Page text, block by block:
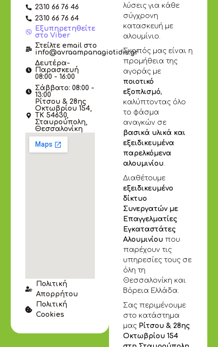
λύσεις για κάθε
σύγχρονη
κατασκευή με
αλουμίνιο.
Σκοπός μας είναι η
προμήθεια της
αγοράς με
ποιοτικό
εξοπλισμό,
καλύπτοντας όλο
το φάσμα
αναγκών σε
βασικά υλικά και
εξειδικευμένα
παρελκόμενα
αλουμινίου.
Διαθέτουμε
εξειδικευμένο
δίκτυο
Συνεργατών με
Επαγγελματίες
Εγκαταστάτες
Αλουμινίου που
παρέχουν τις
υπηρεσίες τους σε
όλη τη
Θεσσαλονίκη και
Βόρεια Ελλάδα.
Σας περιμένουμε
στο κατάστημα
μας Ρίτσου & 28ης
Οκτωβρίου 154
2310 66 76 46
2310 66 76 64
Εξυπηρετηθείτε
στο Viber
Στείλτε email στο
info@avraampanagiotidis.gr
Δευτέρα-
Παρασκευή
08:00 - 16:00
Σάββατο: 08:00 -
13:00
Ρίτσου & 28ης
Οκτωβρίου 154,
ΤΚ 54630,
Σταυρούπολη,
Θεσσαλονίκη
Πολιτική
Απορρήτου
Πολιτική
Cookies